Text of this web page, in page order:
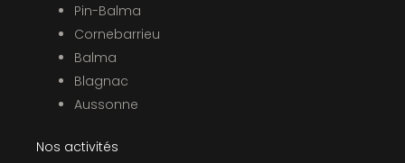
Pin-Balma
Cornebarrieu
Balma
Blagnac
Aussonne
Nos activités